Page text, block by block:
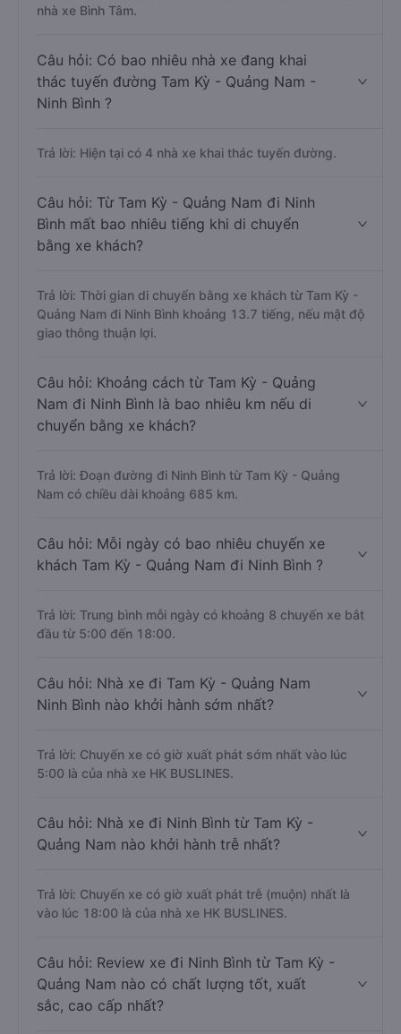
nhà xe Bình Tâm.
Câu hỏi: Có bao nhiêu nhà xe đang khai
thác tuyến đường Tam Kỳ - Quảng Nam -
Ninh Bình ?
Trả lời: Hiện tại có 4 nhà xe khai thác tuyến đường.
Câu hỏi: Từ Tam Kỳ - Quảng Nam đi Ninh
Bình mất bao nhiêu tiếng khi di chuyển
bằng xe khách?
Trả lời: Thời gian di chuyển bằng xe khách từ Tam Kỳ -
Quảng Nam đi Ninh Bình khoảng 13.7 tiếng, nếu mật độ
giao thông thuận lợi.
Câu hỏi: Khoảng cách từ Tam Kỳ - Quảng
Nam đi Ninh Bình là bao nhiêu km nếu di
chuyển bằng xe khách?
Trả lời: Đoạn đường đi Ninh Bình từ Tam Kỳ - Quảng
Nam có chiều dài khoảng 685 km.
Câu hỏi: Mỗi ngày có bao nhiêu chuyến xe
khách Tam Kỳ - Quảng Nam đi Ninh Bình ?
Trả lời: Trung bình mỗi ngày có khoảng 8 chuyến xe bắt
đầu từ 5:00 đến 18:00.
Câu hỏi: Nhà xe đi Tam Kỳ - Quảng Nam
Ninh Bình nào khởi hành sớm nhất?
Trả lời: Chuyến xe có giờ xuất phát sớm nhất vào lúc
5:00 là của nhà xe HK BUSLINES.
Câu hỏi: Nhà xe đi Ninh Bình từ Tam Kỳ -
Quảng Nam nào khởi hành trễ nhất?
Trả lời: Chuyến xe có giờ xuất phát trễ (muộn) nhất là
vào lúc 18:00 là của nhà xe HK BUSLINES.
Câu hỏi: Review xe đi Ninh Bình từ Tam Kỳ -
Quảng Nam nào có chất lượng tốt, xuất
sắc, cao cấp nhất?